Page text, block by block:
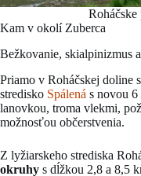
Roháčske
Kam v okolí Zuberca
Bežkovanie, skialpinizmus
Priamo v Roháčskej doline
stredisko Spálená s novou 6
lanovkou, troma vlekmi,
možnosťou občerstvenia.
Z lyžiarskeho strediska
okruhy s dĺžkou 2,8 a 8,5